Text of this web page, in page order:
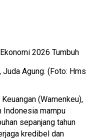
Agung. (Foto: Hms
(Wamenkeu),
Indonesia mampu
sepanjang tahun
kredibel dan